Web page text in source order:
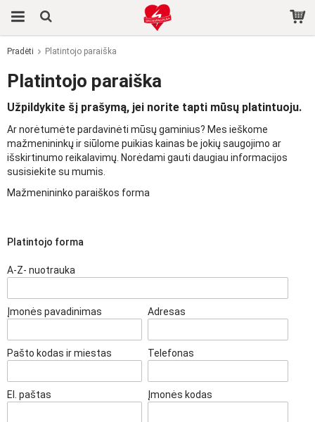
Pradėti Platintojo paraiška
Platintojo paraiška
Užpildykite šį prašymą, jei norite tapti mūsų platintuoju.
Ar norėtumėte pardavinėti mūsų gaminius? Mes ieškome
mažmenininkų ir siūlome puikias kainas be jokių saugojimo ar
išskirtinumo reikalavimų. Norėdami gauti daugiau informacijos
susisiekite su mumis.
Mažmenininko paraiškos forma
Platintojo forma
A-Z- nuotrauka
Įmonės pavadinimas Adresas
Pašto kodas ir miestas Telefonas
El. paštas Įmonės kodas